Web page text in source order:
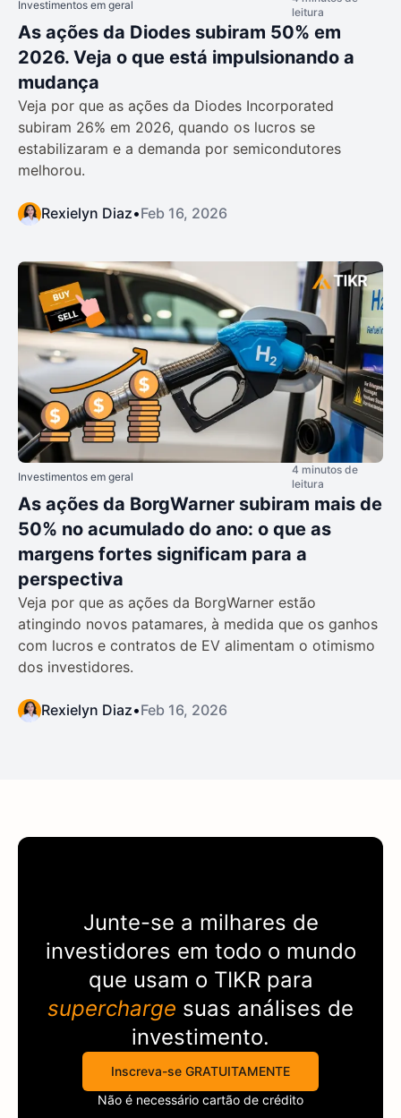
Investimentos em geral
leitura
As ações da Diodes subiram 50% em
2026. Veja o que está impulsionando a
mudança
Veja por que as ações da Diodes Incorporated
subiram 26% em 2026, quando os lucros se
estabilizaram e a demanda por semicondutores
melhorou.
Rexielyn Diaz•Feb 16, 2026
Investimentos em geral
4 minutos de
leitura
As ações da BorgWarner subiram mais de
50% no acumulado do ano: o que as
margens fortes significam para a
perspectiva
Veja por que as ações da BorgWarner estão
atingindo novos patamares, à medida que os ganhos
com lucros e contratos de EV alimentam o otimismo
dos investidores.
Rexielyn Diaz•Feb 16, 2026
Junte-se a milhares de
investidores em todo o mundo
que usam o TIKR para
supercharge suas análises de
investimento.
Inscreva-se GRATUITAMENTE
Não é necessário cartão de crédito